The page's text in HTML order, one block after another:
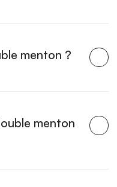
menton ?
menton